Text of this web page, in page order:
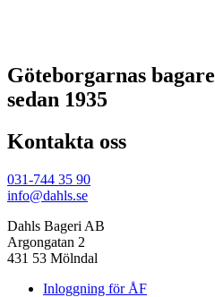
Göteborgarnas bagare
sedan 1935
Kontakta oss
031-744 35 90
info@dahls.se
Dahls Bageri AB
Argongatan 2
431 53 Mölndal
Inloggning för ÅF